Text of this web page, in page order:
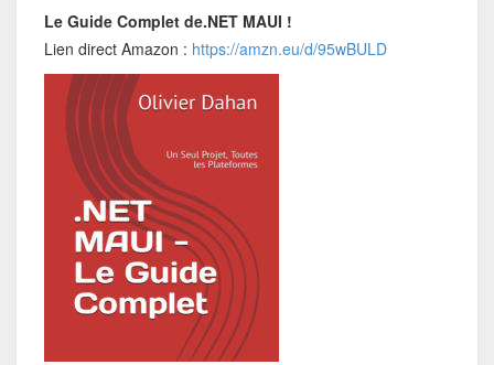
Le Guide Complet de.NET MAUI !
Lien direct Amazon : https://amzn.eu/d/95wBULD